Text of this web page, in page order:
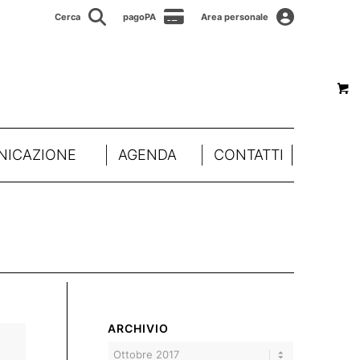
Cerca pagoPA Area personale
AGENDA CONTATTI
ARCHIVIO